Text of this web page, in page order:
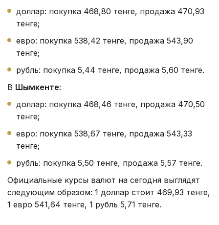
доллар: покупка 468,80 тенге, продажа 470,93
тенге;
евро: покупка 538,42 тенге, продажа 543,90
тенге;
рубль: покупка 5,44 тенге, продажа 5,60 тенге.
В Шымкенте:
доллар: покупка 468,46 тенге, продажа 470,50
тенге;
евро: покупка 538,67 тенге, продажа 543,33
тенге;
рубль: покупка 5,50 тенге, продажа 5,57 тенге.
Официальные курсы валют на сегодня выглядят
следующим образом: 1 доллар стоит 469,93 тенге,
1 евро 541,64 тенге, 1 рубль 5,71 тенге.